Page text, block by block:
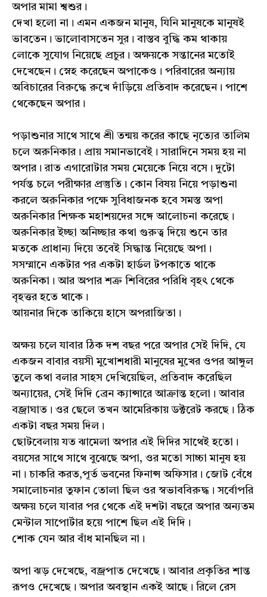
অপার মামা শ্বশুর।
দেখা হলো না। এমন একজন মানুষ, যিনি মানুষকে মানুষই
ভাবতেন। ভালোবাসতেন সুর। বাস্তব বুদ্ধি কম থাকায়
লোকে সুযোগ নিয়েছে প্রচুর। অক্ষয়কে সন্তানের মতোই
দেখেছেন। স্নেহ করেছেন অপাকেও। পরিবারের অন্যায়
অবিচারের বিরুদ্ধে রুখে দাঁড়িয়ে প্রতিবাদ করেছেন। পাশে
থেকেছেন অপার।
পড়াশুনার সাথে সাথে শ্রী তন্ময় করের কাছে নৃত্যের তালিম
চলে অরুনিকার। প্রায় সমানভাবেই। সারাদিনে সময় হয় না
অপার। রাত এগারোটার সময় মেয়েকে নিয়ে বসে। দুটো
পর্যন্ত চলে পরীক্ষার প্রস্তুতি। কোন বিষয় নিয়ে পড়াশুনা
করলে অরুনিকার পক্ষে সুবিধাজনক হবে সমস্ত অপা
অরুনিকার শিক্ষক মহাশয়দের সঙ্গে আলোচনা করেছে।
অরুনিকার ইচ্ছা অনিচ্ছার কথা গুরুত্ব দিয়ে শুনে তার
মতকে প্রাধান্য দিয়ে তবেই সিদ্ধান্ত নিয়েছে অপা।
সসম্মানে একটার পর একটা হার্ডল টপকাতে থাকে
অরুনিকা। আর অপার শত্রু শিবিরের পরিধি বৃহৎ থেকে
বৃহত্তর হতে থাকে।
আয়নার দিকে তাকিয়ে হাসে অপরাজিতা।
অক্ষয় চলে যাবার ঠিক দশ বছর পরে অপার সেই দিদি, যে
একজন বাবার বয়সী মুখোশধারী মানুষের মুখের ওপর আঙ্গুল
তুলে কথা বলার সাহস দেখিয়েছিল, প্রতিবাদ করেছিল
অন্যায়ের, সেই দিদি ব্রেন ক্যান্সারে আক্রান্ত হলো। আবার
বজ্রাঘাত। ওর ছেলে তখন আমেরিকায় ডক্টরেট করছে। ঠিক
একটা বছর সময় দিল।
ছোটবেলায় যত ঝামেলা অপার এই দিদির সাথেই হতো।
বয়সের সাথে সাথে বুঝেছে অপা, ওর মতো সাচ্চা মানুষ হয়
না। চাকরি করত,পূর্ত ভবনের ফিনান্স অফিসার। জোট বেঁধে
সমালোচনার তুফান তোলা ছিল ওর স্বভাববিরুদ্ধ। সর্বোপরি
অক্ষয় চলে যাবার পর থেকে এই দশটা বছরে অপার অন্যতম
মেন্টাল সাপোর্টার হয়ে পাশে ছিল এই দিদি।
শোক যেন আর বাঁধ মানছিল না।
অপা ঝড় দেখেছে, বজ্রপাত দেখেছে। আবার প্রকৃতির শান্ত
রূপও দেখেছে। অপার অবস্থান একই আছে। রিলে রেস